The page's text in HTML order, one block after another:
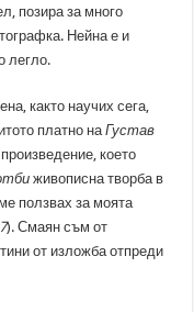
позира за много
Нейна е и
легло.
както научих сега,
платно наГустав
произведение, което
живописна творба в
ползвах за моята
). Смаян съм от
от изложба отпреди